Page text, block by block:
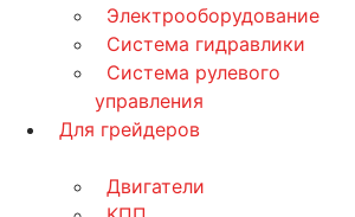
Электрооборудование
Система гидравлики
Система рулевого
управления
Для грейдеров
Двигатели